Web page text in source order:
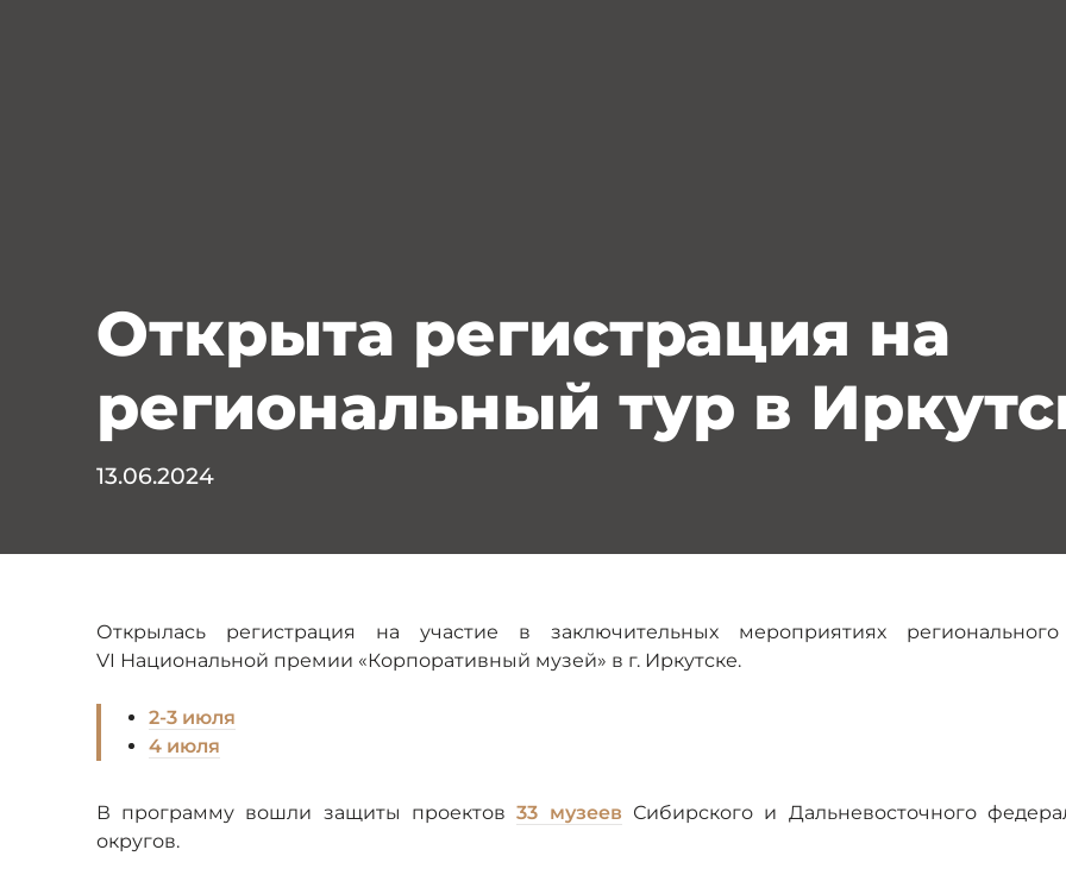
Открыта регистрация на
региональный тур в
13.06.2024
Открылась регистрация на участие в заключительных мероприятиях
VI Национальной премии «Корпоративный музей» в г. Иркутске.
2-3 июля
4 июля
В программу вошли защиты проектов33 музеев Сибирского и Дальневосточного
округов.